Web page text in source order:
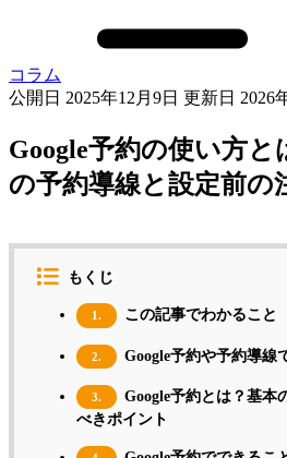
コラム
公開日 2025年12月9日 更新日 2026
Google予約の使い方
の予約導線と設定前の
もくじ
1. この記事でわかること
2. Google予約や予約導線
3.
Google予約とは？基本
べきポイント